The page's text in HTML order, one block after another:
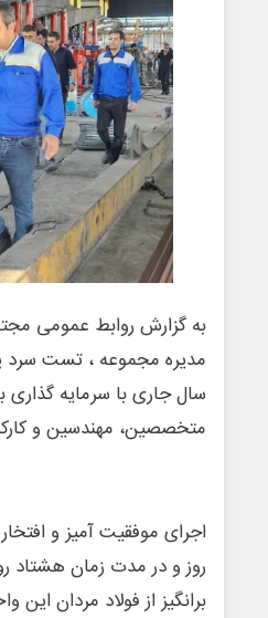
به گزارش روابط عمومی
مدیره مجموعه ، تست سرد
متخصصین، مهندسین و
اجرای موفقیت آمیز و
روز و در مدت زمان هشتاد